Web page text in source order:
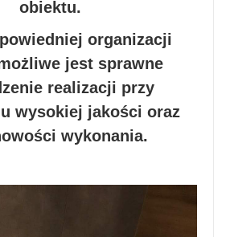
obiektu.
organizacji
jest sprawne
realizacji przy
wysokiej jakości oraz
wykonania.